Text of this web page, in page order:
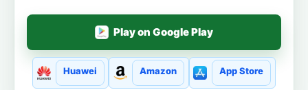
Play on Google Play
Huawei Amazon App Store